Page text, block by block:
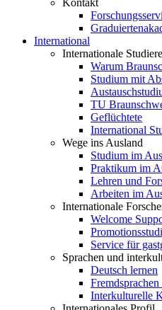
Kontakt
International
Internationale
Warum
Studium mit
TU
Geflüchtete
International
Wege ins Ausland
Studium im
Praktikum im
Lehren und
Arbeiten im
Internationale
Welcome
Service für
Sprachen und
Deutsch lernen
Fremdsprachen
Interkulturelle